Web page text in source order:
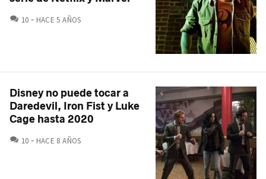
10 COMENTARIOS
HACE 5 AÑOS
Disney no puede tocar a
Daredevil, Iron Fist y Luke
Cage hasta 2020
10 COMENTARIOS
HACE 8 AÑOS